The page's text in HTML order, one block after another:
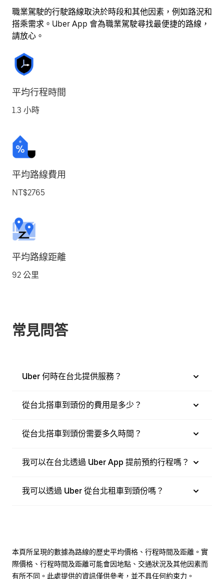
閉
行
事
職業駕駛的行駛路線取決於時段和其他因素，例如路況和
搭乘需求。Uber App 會為職業駕駛尋找最便捷的路線，
請放心。
平均行程時間
1.3 小時
平均路線費用
NT$2765
平均路線距離
92 公里
常見問答
Uber 何時在台北提供服務？
從台北搭車到頭份的費用是多少？
從台北搭車到頭份需要多久時間？
我可以在台北透過 Uber App 提前預約行程嗎？
我可以透過 Uber 從台北租車到頭份嗎？
本頁所呈現的數據為路線的歷史平均價格、行程時間及距離。實
際價格、行程時間及距離可能會因地點、交通狀況及其他因素而
有所不同。此處提供的資訊僅供參考，並不具任何約束力。